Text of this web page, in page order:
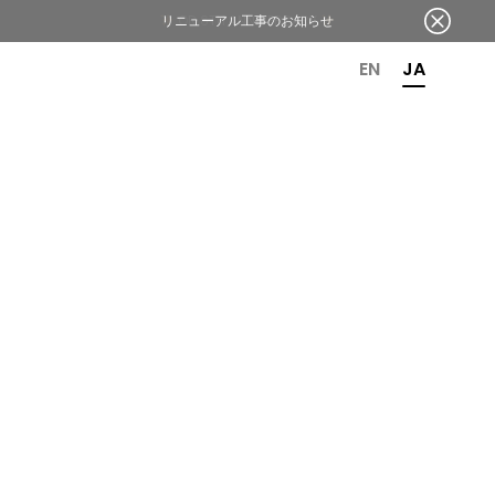
EN JA
リニューアル工事のお知らせ
OR 6TH ANNIVERSARY